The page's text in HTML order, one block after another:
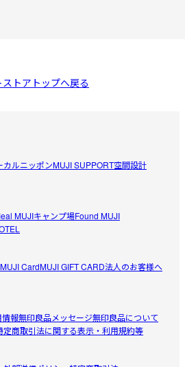
ストアトップへ戻る
カルニッポンMUJI SUPPORT空間設計
MUJIキャンプ場Found MUJI
MUJI CardMUJI GIFT CARD法人のお客様へ
情報無印良品メッセージ無印良品について
定商取引法に関する表示・利用規約等